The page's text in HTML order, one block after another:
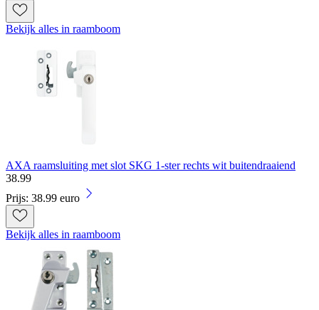
Bekijk alles in raamboom
AXA raamsluiting met slot SKG 1-ster rechts wit buitendraaiend
38.99
Prijs: 38.99 euro
Bekijk alles in raamboom